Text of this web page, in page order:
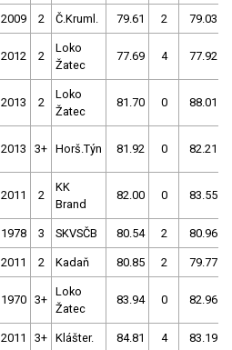
2009 2 Č.Kruml. 79.61 2 79.03
2012 2
Loko
Žatec
77.69 4 77.92
2013 2
Loko
Žatec
81.70 0 88.01
2013 3+ Horš.Týn 81.92 0 82.21
2011 2
KK
Brand
82.00 0 83.55
1978 3 SKVSČB 80.54 2 80.96
2011 2 Kadaň 80.85 2 79.77
1970 3+
Loko
Žatec
83.94 0 82.96
2011 3+ Klášter. 84.81 4 83.19